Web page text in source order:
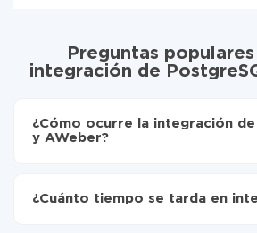
Preguntas
integración de
¿Cómo ocurre la integración
y AWeber?
Elija qué datos transferir de
¿Cuánto tiempo se tarda en